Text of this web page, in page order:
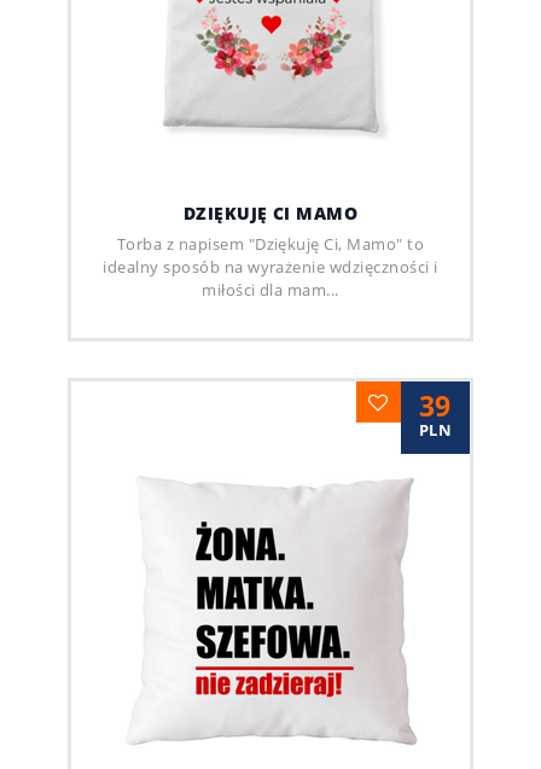
DZIĘKUJĘ CI MAMO
Torba z napisem "Dziękuję Ci, Mamo" to
idealny sposób na wyrażenie wdzięczności i
miłości dla mam...
39
PLN